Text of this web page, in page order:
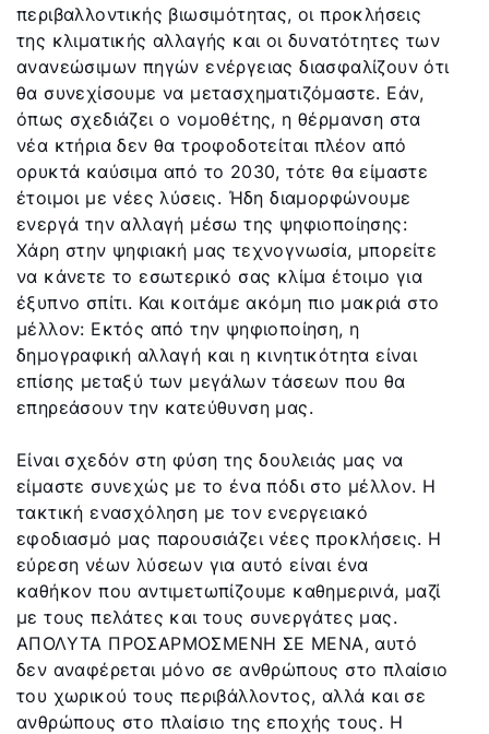
περιβαλλοντικής βιωσιμότητας, οι προκλήσεις
της κλιματικής αλλαγής και οι δυνατότητες των
ανανεώσιμων πηγών ενέργειας διασφαλίζουν ότι
θα συνεχίσουμε να μετασχηματιζόμαστε. Εάν,
όπως σχεδιάζει ο νομοθέτης, η θέρμανση στα
νέα κτήρια δεν θα τροφοδοτείται πλέον από
ορυκτά καύσιμα από το 2030, τότε θα είμαστε
έτοιμοι με νέες λύσεις. Ήδη διαμορφώνουμε
ενεργά την αλλαγή μέσω της ψηφιοποίησης:
Χάρη στην ψηφιακή μας τεχνογνωσία, μπορείτε
να κάνετε το εσωτερικό σας κλίμα έτοιμο για
έξυπνο σπίτι. Και κοιτάμε ακόμη πιο μακριά στο
μέλλον: Εκτός από την ψηφιοποίηση, η
δημογραφική αλλαγή και η κινητικότητα είναι
επίσης μεταξύ των μεγάλων τάσεων που θα
επηρεάσουν την κατεύθυνση μας.
Είναι σχεδόν στη φύση της δουλειάς μας να
είμαστε συνεχώς με το ένα πόδι στο μέλλον. Η
τακτική ενασχόληση με τον ενεργειακό
εφοδιασμό μας παρουσιάζει νέες προκλήσεις. Η
εύρεση νέων λύσεων για αυτό είναι ένα
καθήκον που αντιμετωπίζουμε καθημερινά, μαζί
με τους πελάτες και τους συνεργάτες μας.
ΑΠΟΛΥΤΑ ΠΡΟΣΑΡΜΟΣΜΕΝΗ ΣΕ ΜΕΝΑ, αυτό
δεν αναφέρεται μόνο σε ανθρώπους στο πλαίσιο
του χωρικού τους περιβάλλοντος, αλλά και σε
ανθρώπους στο πλαίσιο της εποχής τους. Η